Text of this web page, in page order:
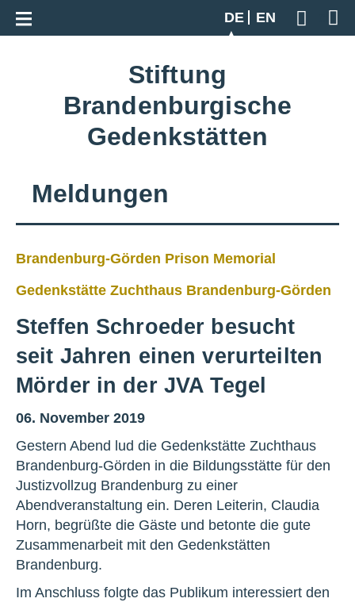
DE
EN
Geben
Zur Gesamtübersicht
Stiftung
Brandenburgische
Gedenkstätten
Meldungen
Brandenburg-Görden Prison Memorial
Gedenkstätte Zuchthaus Brandenburg-Görden
Steffen Schroeder besucht
seit Jahren einen verurteilten
Mörder in der JVA Tegel
06. November 2019
Gestern Abend lud die Gedenkstätte Zuchthaus
Brandenburg-Görden in die Bildungsstätte für den
Justizvollzug Brandenburg zu einer
Abendveranstaltung ein. Deren Leiterin, Claudia
Horn, begrüßte die Gäste und betonte die gute
Zusammenarbeit mit den Gedenkstätten
Brandenburg.
Im Anschluss folgte das Publikum interessiert den